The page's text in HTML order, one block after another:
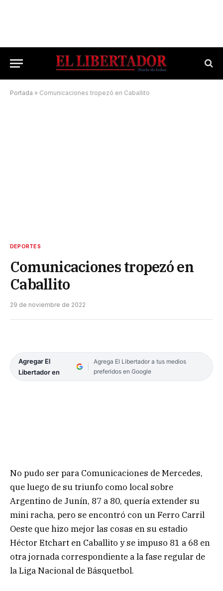
Portada » Comunicaciones tropezó en Caballito
DEPORTES
Comunicaciones tropezó en
Caballito
29 de noviembre de 2022
Agregar El
Libertador en
Agrega El Libertador a tus medios
preferidos en Google
No pudo ser para Comunicaciones de Mercedes,
que luego de su triunfo como local sobre
Argentino de Junín, 87 a 80, quería extender su
mini racha, pero se encontró con un Ferro Carril
Oeste que hizo mejor las cosas en su estadio
Héctor Etchart en Caballito y se impuso 81 a 68 en
otra jornada correspondiente a la fase regular de
la Liga Nacional de Básquetbol.